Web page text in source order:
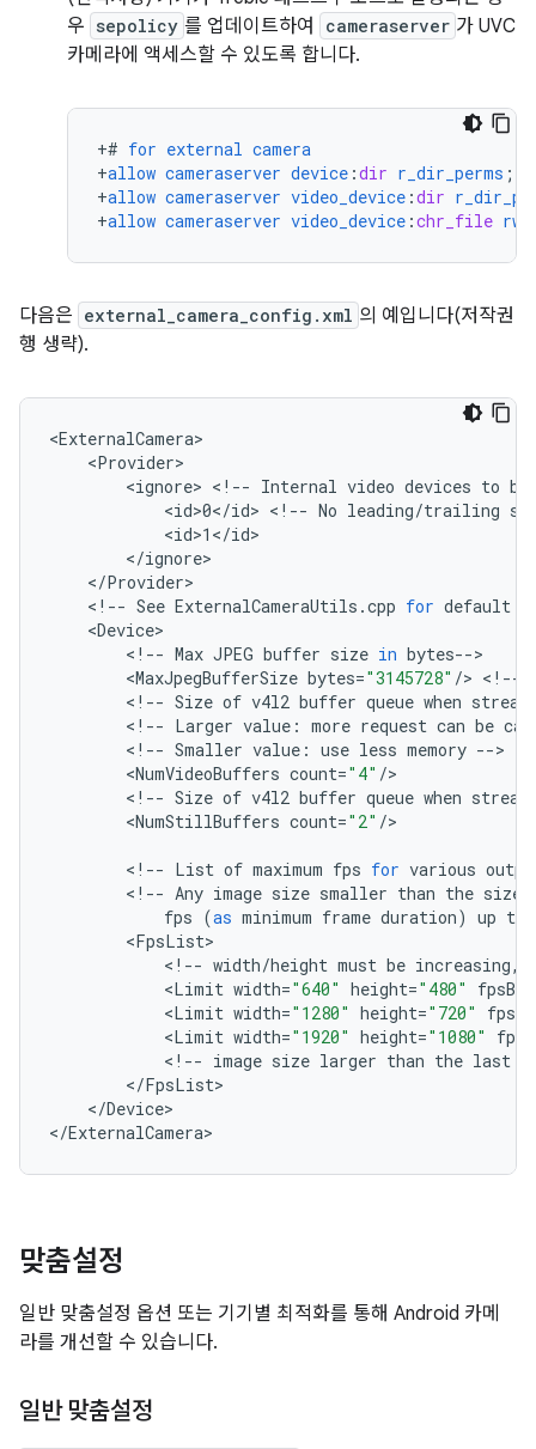
우 sepolicy 를 업데이트하여 cameraserver 가 UVC
카메라에 액세스할 수 있도록 합니다.
+# for external camera
+allow cameraserver device :dir r_dir_perms ;
+allow cameraserver video_device :dir
+allow cameraserver video_device :chr_file
다음은 external_camera_config.xml 의 예입니다(저작권
행 생략).
<ExternalCamera
<Provider
<ignore> < !-- Internal video devices to be
<id>0</id> < !-- No leading/trailing
<id>1 </id
</ignore
</Provider
< !-- See ExternalCameraUtils .cpp for default
<Device
< !-- Max JPEG buffer size in bytes--
<MaxJpegBufferSize bytes="3145728" /> < !--
< !-- Size of v4l2 buffer queue when
< !-- Larger value : more request can be
< !-- Smaller value : use less memory --
<NumVideoBuffers count="4" /
< !-- Size of v4l2 buffer queue when
<NumStillBuffers count="2" />
< !-- List of maximum fps for various
< !-- Any image size smaller than the size
fps (as minimum frame duration) up to
<FpsList
< !-- width/height must be increasing,
<Limit width="640" height="480"
<Limit width="1280" height="720"
<Limit width="1920" height="1080"
< !-- image size larger than the last
</FpsList
</Device>
</ExternalCamera>
맞춤설정
일반 맞춤설정 옵션 또는 기기별 최적화를 통해 Android 카메
라를 개선할 수 있습니다.
일반 맞춤설정